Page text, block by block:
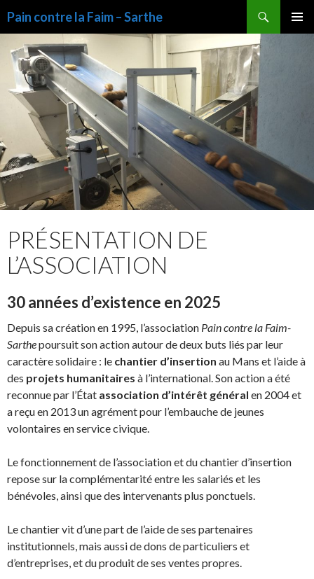
Pain contre la Faim – Sarthe
CONTENU
PRÉSENTATION DE
L’ASSOCIATION
30 années d’existence en 2025
Depuis sa création en 1995, l’association Pain contre la Faim-
Sarthepoursuit son action autour de deux buts liés par leur
caractère solidaire : le chantier d’insertion au Mans et l’aide à
des projets humanitaires à l’international. Son action a été
reconnue par l’État association d’intérêt général en 2004 et
a reçu en 2013 un agrément pour l’embauche de jeunes
volontaires en service civique.
Le fonctionnement de l’association et du chantier d’insertion
repose sur la complémentarité entre les salariés et les
bénévoles, ainsi que des intervenants plus ponctuels.
Le chantier vit d’une part de l’aide de ses partenaires
institutionnels, mais aussi de dons de particuliers et
d’entreprises, et du produit de ses ventes propres.